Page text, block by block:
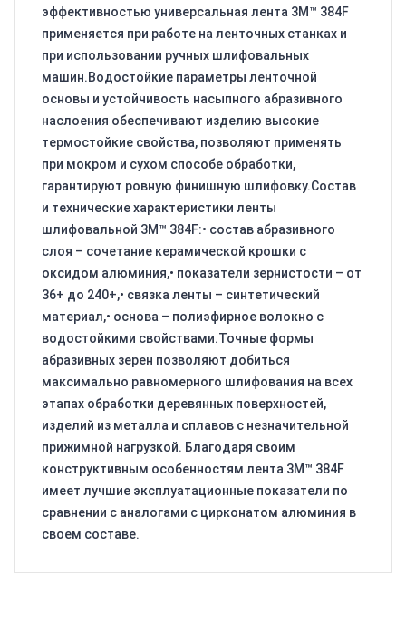
эффективностью универсальная лента 3M™ 384F
применяется при работе на ленточных станках и
при использовании ручных шлифовальных
машин.Водостойкие параметры ленточной
основы и устойчивость насыпного абразивного
наслоения обеспечивают изделию высокие
термостойкие свойства, позволяют применять
при мокром и сухом способе обработки,
гарантируют ровную финишную шлифовку.Состав
и технические характеристики ленты
шлифовальной 3M™ 384F:• состав абразивного
слоя – сочетание керамической крошки с
оксидом алюминия,• показатели зернистости – от
36+ до 240+,• связка ленты – синтетический
материал,• основа – полиэфирное волокно с
водостойкими свойствами.Точные формы
абразивных зерен позволяют добиться
максимально равномерного шлифования на всех
этапах обработки деревянных поверхностей,
изделий из металла и сплавов с незначительной
прижимной нагрузкой. Благодаря своим
конструктивным особенностям лента 3M™ 384F
имеет лучшие эксплуатационные показатели по
сравнении с аналогами с цирконатом алюминия в
своем составе.